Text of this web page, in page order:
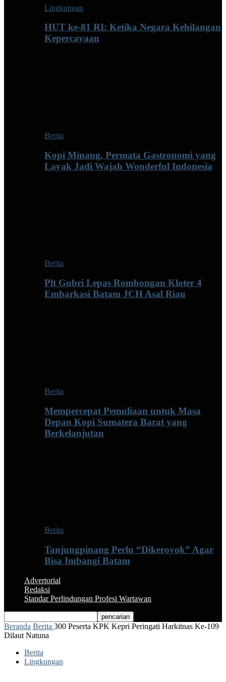
Lingkungan
HUT ke-81 RI: Ketika Negara Kehilangan
Kepercayaan
Berita
Kopi Minang, Permata Gastronomi yang
Layak Jadi Wajah Wonderful Indonesia
Berita
Plt Gubri Lepas Rombongan Kloter 4
Embarkasi Batam JCH Asal Riau
Berita
Mempercepat Pemuliaan untuk Masa
Depan Kopi Sumatera Barat yang
Berkelanjutan
Berita
Tanjungpinang Perlu “Dikeroyok” Agar
Bisa Imbangi Batam
Advertorial
Redaksi
Standar Perlindungan Profesi Wartawan
Beranda Berita 300 Peserta KPK Kepri Peringati Harkitnas Ke-109
Dilaut Natuna
Berita
Lingkungan